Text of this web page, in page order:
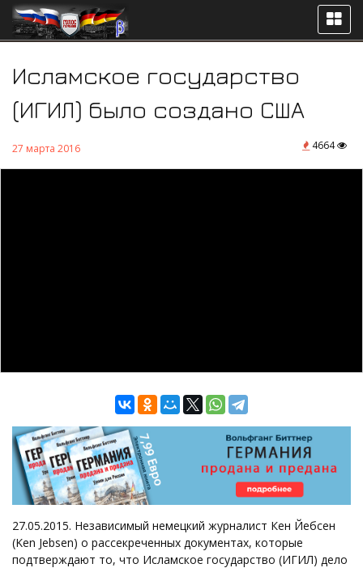
Исламское государство
(ИГИЛ) было создано США
27 марта 2016 4664
27.05.2015. Независимый немецкий журналист Кен Йебсен
(Ken Jebsen) о рассекреченных документах, которые
подтверждают то, что Исламское государство (ИГИЛ) дело